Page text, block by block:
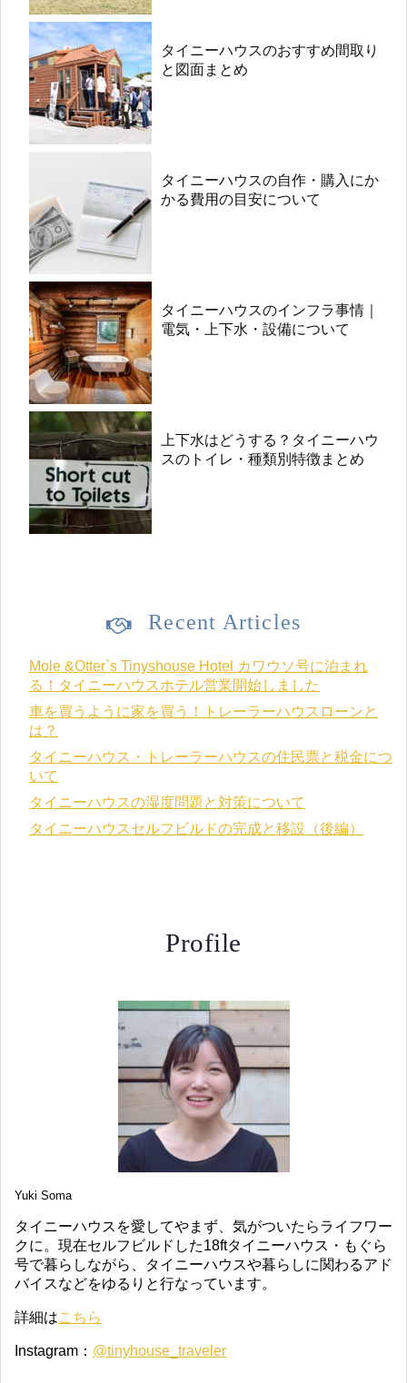
タイニーハウスのおすすめ間取り
と図面まとめ
タイニーハウスの自作・購入にか
かる費用の目安について
タイニーハウスのインフラ事情｜
電気・上下水・設備について
上下水はどうする？タイニーハウ
スのトイレ・種類別特徴まとめ
Recent Articles
Mole &Otter`s Tinyshouse Hotel カワウソ号に泊まれ
る！タイニーハウスホテル営業開始しました
車を買うように家を買う！トレーラーハウスローンと
は？
タイニーハウス・トレーラーハウスの住民票と税金につ
いて
タイニーハウスの湿度問題と対策について
タイニーハウスセルフビルドの完成と移設（後編）
Profile
Yuki Soma
タイニーハウスを愛してやまず、気がついたらライフワー
クに。現在セルフビルドした18ftタイニーハウス・もぐら
号で暮らしながら、タイニーハウスや暮らしに関わるアド
バイスなどをゆるりと行なっています。
詳細はこちら
Instagram： @tinyhouse_traveler